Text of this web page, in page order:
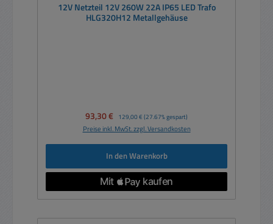
12V Netzteil 12V 260W 22A IP65 LED Trafo
HLG320H12 Metallgehäuse
Verkaufspreis:
93,30 € Regulärer Preis:
129,00 € (27.67% gespart)
Preise inkl. MwSt. zzgl. Versandkosten
In den Warenkorb